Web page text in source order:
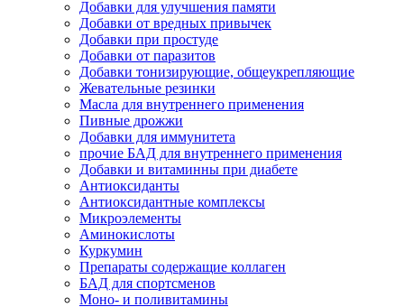
Добавки для улучшения памяти
Добавки от вредных привычек
Добавки при простуде
Добавки от паразитов
Добавки тонизирующие, общеукрепляющие
Жевательные резинки
Масла для внутреннего применения
Пивные дрожжи
Добавки для иммунитета
прочие БАД для внутреннего применения
Добавки и витаминны при диабете
Антиоксиданты
Антиоксидантные комплексы
Микроэлементы
Аминокислоты
Куркумин
Препараты содержащие коллаген
БАД для спортсменов
Моно- и поливитамины